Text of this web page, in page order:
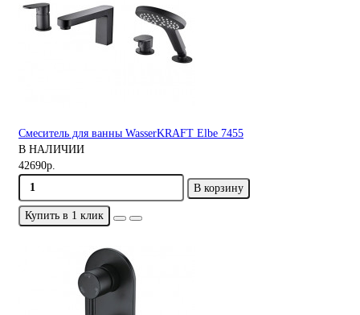
Смеситель для ванны WasserKRAFT Elbe 7455
В НАЛИЧИИ
42690р.
В корзину
Купить в 1 клик